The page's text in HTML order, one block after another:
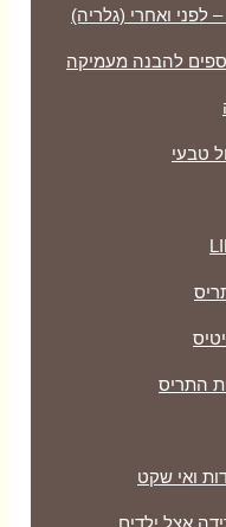
לפני ואחרי (גלריה)
להבנה מעמיקה
טבעי
התריס
ואי שקט
אצל ילדים